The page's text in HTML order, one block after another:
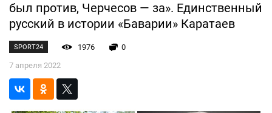
был против, Черчесов — за». Единственный
русский в истории «Баварии» Каратаев
SPORT24 1976
0
7 апреля 2022